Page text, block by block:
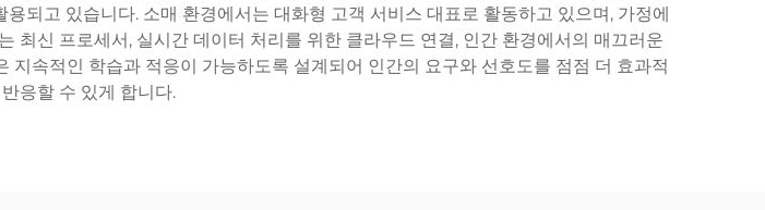
되고 있습니다. 소매 환경에서는 대화형 고객 서비스 대표로 활동하고 있으며, 가정에
최신 프로세서, 실시간 데이터 처리를 위한 클라우드 연결, 인간 환경에서의 매끄러운
속적인 학습과 적응이 가능하도록 설계되어 인간의 요구와 선호도를 점점 더 효과적
응할 수 있게 합니다.